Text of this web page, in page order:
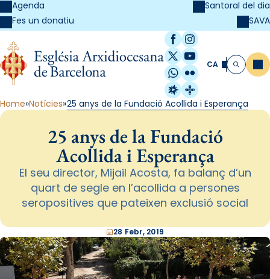
Agenda
Fes un donatiu
Santoral del dia
SAVA
Facebook
Instagram
X / Twitter
YouTube
WhatsApp
Flickr
Radio Estel
Catalunya
CA Cerca
Home Notícies 25 anys de la Fundació Acollida i Esperança
25 anys de la Fundació
Acollida i Esperança
El seu director, Mijail Acosta, fa balanç d’un
quart de segle en l’acollida a persones
seropositives que pateixen exclusió social
28 Febr, 2019